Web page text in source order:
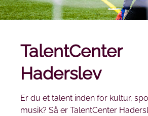
TalentCenter
Haderslev
Er du et talent inden for kultur,
musik? Så er TalentCenter